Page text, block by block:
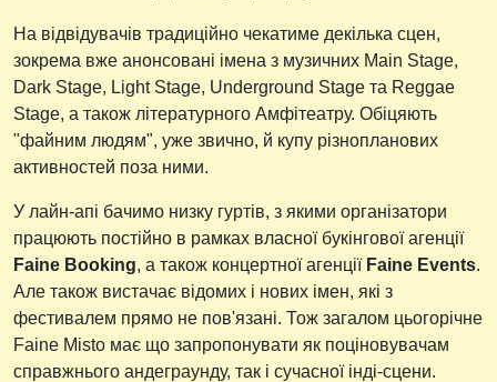
На відвідувачів традиційно чекатиме декілька сцен,
зокрема вже анонсовані імена з музичних Main Stage,
Dark Stage, Light Stage, Underground Stage та Reggae
Stage, а також літературного Амфітеатру. Обіцяють
"файним людям", уже звично, й купу різнопланових
активностей поза ними.
У лайн-апі бачимо низку гуртів, з якими організатори
працюють постійно в рамках власної букінгової агенції
Faine Booking, а також концертної агенції Faine Events.
Але також вистачає відомих і нових імен, які з
фестивалем прямо не пов'язані. Тож загалом цьогорічне
Faine Misto має що запропонувати як поціновувачам
справжнього андеграунду, так і сучасної інді-сцени.